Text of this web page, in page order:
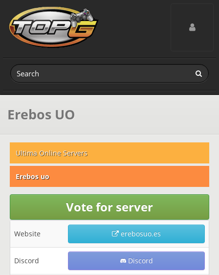
Toggle
Erebos UO
Ultima Online Servers
Erebos uo
Vote for server
Website erebosuo.es
Discord Discord